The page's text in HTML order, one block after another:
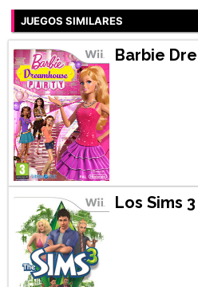
JUEGOS SIMILARES
Barbie
Los Sims 3